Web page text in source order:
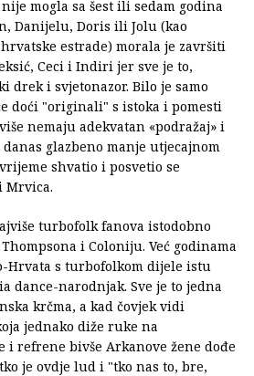
mogla sa šest ili sedam godina
Danijelu, Doris ili Jolu (kao
estrade) morala je završiti
Ceci i Indiri jer sve je to,
drek i svjetonazor. Bilo je samo
doći "originali" s istoka i pomesti
nemaju adekvatan «podražaj» i
glazbeno manje utjecajnom
shvatio i posvetio se
Mrvica.
turbofolk fanova istodobno
i Coloniju. Već godinama
Hrvata s turbofolkom dijele istu
dance-narodnjak. Sve je to jedna
krčma, a kad čovjek vidi
jednako diže ruke na
i refrene bivše Arkanove žene dođe
je ovdje lud i "tko nas to, bre,